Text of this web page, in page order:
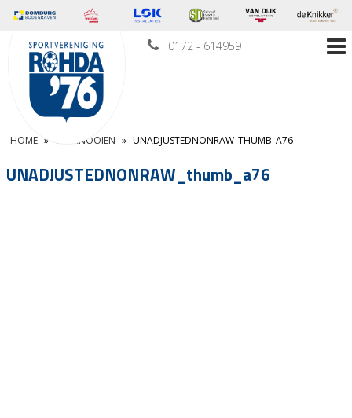
0172 - 614959
HOME » TOERNOOIEN » UNADJUSTEDNONRAW_THUMB_A76
UNADJUSTEDNONRAW_thumb_a76